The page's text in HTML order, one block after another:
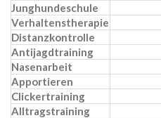
Junghundeschule
Verhaltenstherapie
Distanzkontrolle
Antijagdtraining
Nasenarbeit
Apportieren
Clickertraining
Alltragstraining